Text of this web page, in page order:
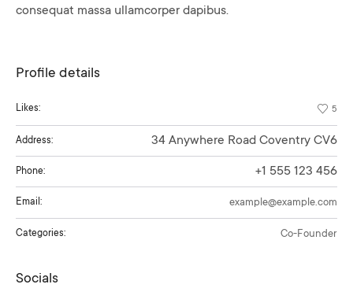
consequat massa ullamcorper dapibus.
Profile details
Likes: 5
Address: 34 Anywhere Road Coventry CV6
Phone: +1 555 123 456
Email: example@example.com
Categories: Co-Founder
Socials